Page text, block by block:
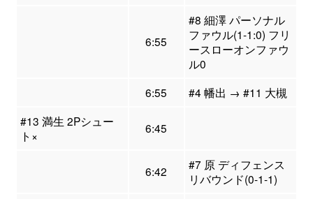
6:55
#8 細澤 パーソナル
ファウル(1-1:0) フリ
ースローオンファウ
ル0
6:55
#4 幡出 → #11 大槻
#13 満生 2Pシュー
ト×
6:45
6:42
#7 原 ディフェンス
リバウンド(0-1-1)